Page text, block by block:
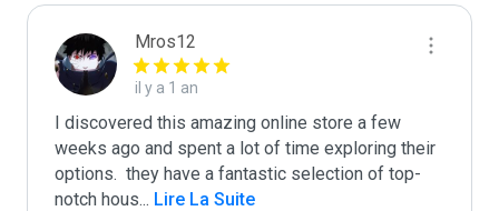
Mros12
il y a 1 an
I discovered this amazing online store a few
weeks ago and spent a lot of time exploring their
options.  they have a fantastic selection of top-
notch hous... Lire La Suite